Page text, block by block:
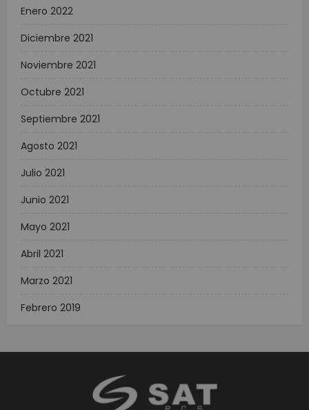
Enero 2022
Diciembre 2021
Noviembre 2021
Octubre 2021
Septiembre 2021
Agosto 2021
Julio 2021
Junio 2021
Mayo 2021
Abril 2021
Marzo 2021
Febrero 2019